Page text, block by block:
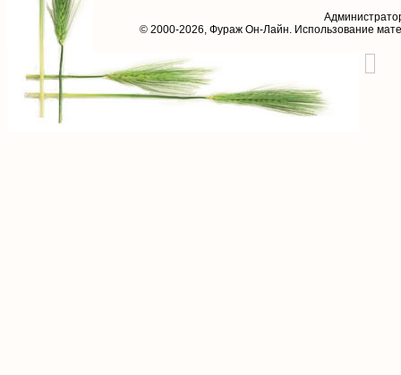
© 2000-2026, Фураж Он-Лайн. Использование